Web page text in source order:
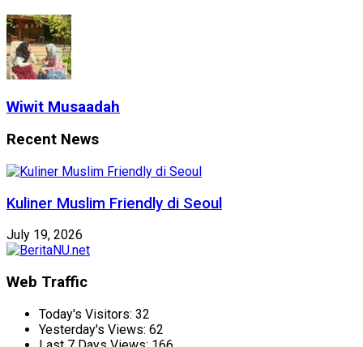
Wiwit Musaadah
Recent News
Kuliner Muslim Friendly di Seoul
July 19, 2026
Web Traffic
Today's Visitors: 32
Yesterday's Views: 62